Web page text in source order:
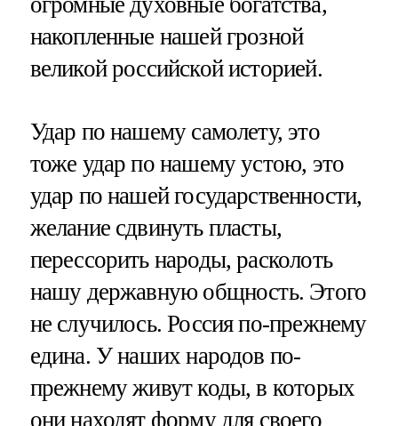
накопленные нашей грозной
великой российской историей.
Удар по нашему самолету, это
тоже удар по нашему устою, это
удар по нашей государственности,
желание сдвинуть пласты,
перессорить народы, расколоть
нашу державную общность. Этого
не случилось. Россия по-прежнему
едина. У наших народов по-
прежнему живут коды, в которых
они находят форму для своего